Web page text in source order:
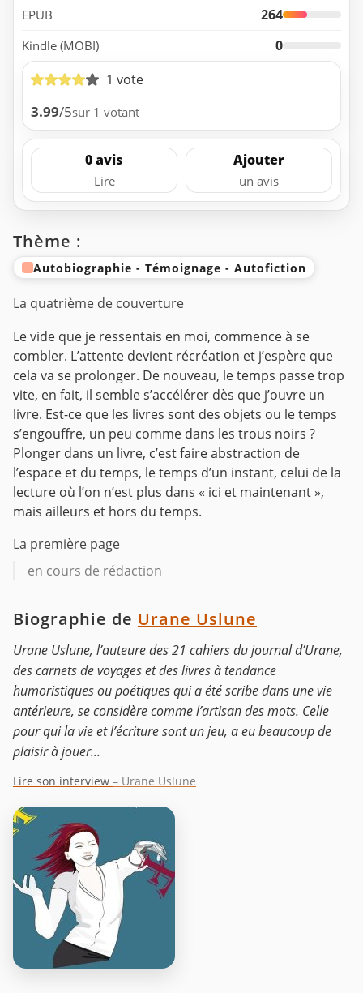
EPUB 264
Kindle (MOBI)
0
1 vote
3.99/5sur 1 votant
0 avis
Lire
Ajouter
un avis
Thème :
Autobiographie - Témoignage - Autofiction
La quatrième de couverture
Le vide que je ressentais en moi, commence à se
combler. L’attente devient récréation et j’espère que
cela va se prolonger. De nouveau, le temps passe trop
vite, en fait, il semble s’accélérer dès que j’ouvre un
livre. Est-ce que les livres sont des objets ou le temps
s’engouffre, un peu comme dans les trous noirs ?
Plonger dans un livre, c’est faire abstraction de
l’espace et du temps, le temps d’un instant, celui de la
lecture où l’on n’est plus dans « ici et maintenant »,
mais ailleurs et hors du temps.
La première page
en cours de rédaction
Biographie de Urane Uslune
Urane Uslune, l’auteure des 21 cahiers du journal d’Urane,
des carnets de voyages et des livres à tendance
humoristiques ou poétiques qui a été scribe dans une vie
antérieure, se considère comme l’artisan des mots. Celle
pour qui la vie et l’écriture sont un jeu, a eu beaucoup de
plaisir à jouer...
Lire son interview – Urane Uslune